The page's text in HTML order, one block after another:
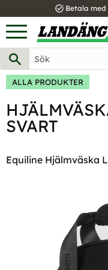
Meny
task_alt Betala
ALLA PRODUKTER
SVART
Equiline Hjälmväska